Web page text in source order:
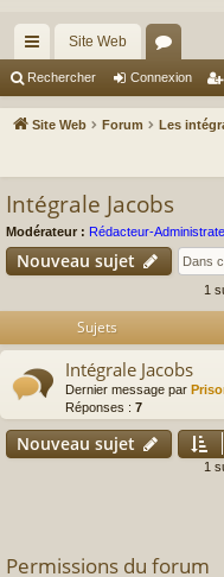
cc
ès
Site Web
or
u
Rechercher Connexion
Site Web Forum Les
Intégrale Jacobs
Modérateur : Rédacteur-
Nouveau sujet
1
Sujets
Intégrale Jacobs
Dernier message par
Réponses : 7
Nouveau sujet
1
Permissions du forum